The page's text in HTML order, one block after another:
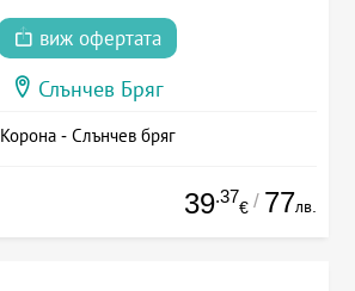
виж офертата
Слънчев Бряг
Корона - Слънчев бряг
39.37
€ / 77лв.